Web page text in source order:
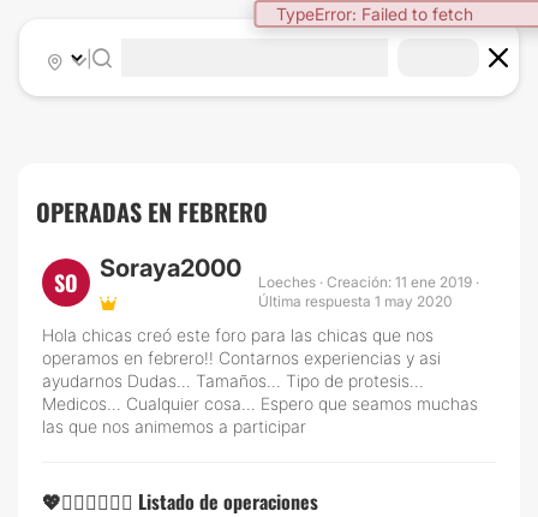
TypeError: Failed to fetch
|
OPERADAS EN FEBRERO
SO Soraya2000
Loeches · Creación: 11 ene 2019 ·
Última respuesta 1 may 2020
Hola chicas creó este foro para las chicas que nos
operamos en febrero!! Contarnos experiencias y asi
ayudarnos Dudas... Tamaños... Tipo de protesis...
Medicos... Cualquier cosa... Espero que seamos muchas
las que nos animemos a participar
💖👩🏻‍⚕️👨🏻‍⚕️ Listado de operaciones